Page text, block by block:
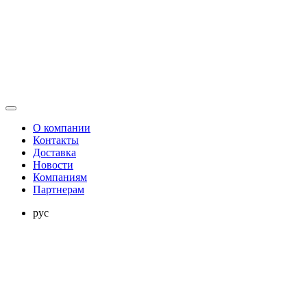
О компании
Контакты
Доставка
Новости
Компаниям
Партнерам
рус